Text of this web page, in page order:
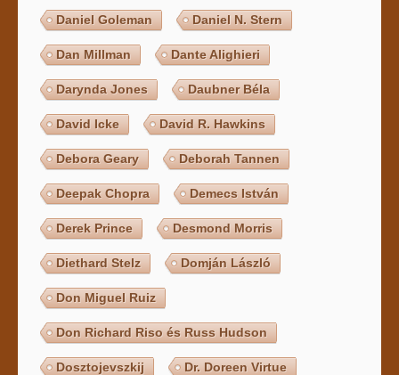
Daniel Goleman Daniel N. Stern
Dan Millman Dante Alighieri
Darynda Jones Daubner Béla
David Icke David R. Hawkins
Debora Geary Deborah Tannen
Deepak Chopra Demecs István
Derek Prince Desmond Morris
Diethard Stelz Domján László
Don Miguel Ruiz
Don Richard Riso és Russ Hudson
Dosztojevszkij Dr. Doreen Virtue